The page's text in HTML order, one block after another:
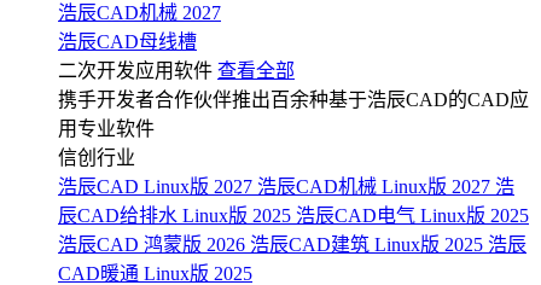
浩辰CAD机械 2027
浩辰CAD母线槽
二次开发应用软件 查看全部
携手开发者合作伙伴推出百余种基于浩辰CAD的CAD应
用专业软件
信创行业
浩辰CAD Linux版 2027 浩辰CAD机械 Linux版 2027 浩
辰CAD给排水 Linux版 2025 浩辰CAD电气 Linux版 2025
浩辰CAD 鸿蒙版 2026 浩辰CAD建筑 Linux版 2025 浩辰
CAD暖通 Linux版 2025